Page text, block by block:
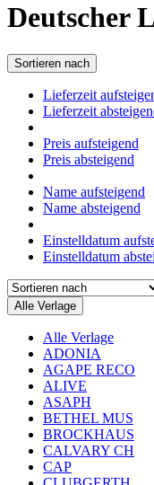
Deutscher
Sortieren nach
Lieferzeit
Lieferzeit
Preis aufsteigend
Preis absteigend
Name aufsteigend
Name absteigend
Einstelldatum
Einstelldatum
Alle Verlage
Alle Verlage
ADONIA
AGAPE RECO
ALIVE
ASAPH
BETHEL MUS
BROCKHAUS
CALVARY CH
CAP